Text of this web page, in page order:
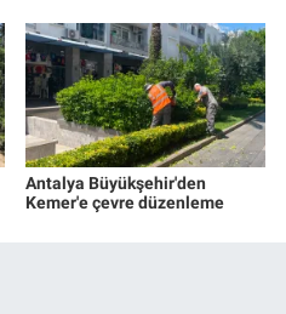
Antalya Büyükşehir'den
Kemer'e çevre düzenleme